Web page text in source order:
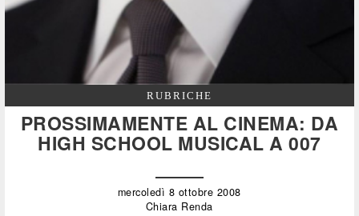
RUBRICHE
PROSSIMAMENTE AL CINEMA: DA
HIGH SCHOOL MUSICAL A 007
mercoledì 8 ottobre 2008
Chiara Renda